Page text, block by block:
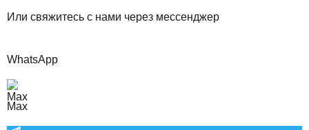
Или свяжитесь с нами через мессенджер
WhatsApp
Max